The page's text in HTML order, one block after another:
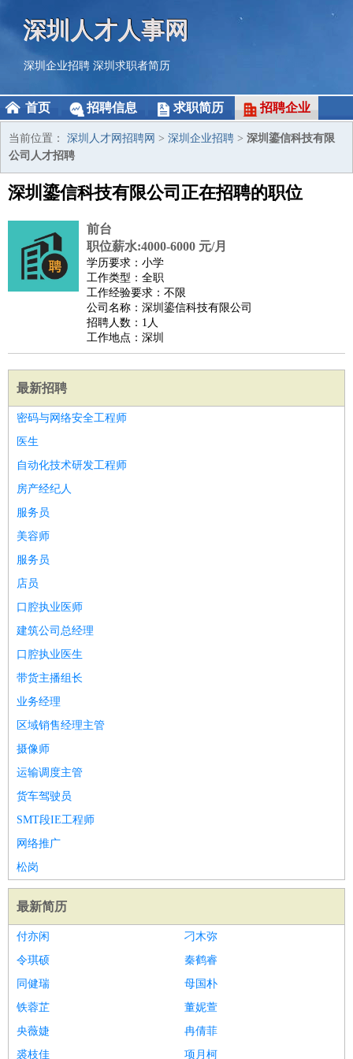
深圳人才人事网
深圳企业招聘 深圳求职者简历
首页 招聘信息 求职简历 招聘企业
当前位置： 深圳人才网招聘网 > 深圳企业招聘 > 深圳鎏信科技有限
公司人才招聘
深圳鎏信科技有限公司正在招聘的职位
前台
职位薪水:4000-6000 元/月
学历要求：小学
工作类型：全职
工作经验要求：不限
公司名称：深圳鎏信科技有限公司
招聘人数：1人
工作地点：深圳
最新招聘
密码与网络安全工程师
医生
自动化技术研发工程师
房产经纪人
服务员
美容师
服务员
店员
口腔执业医师
建筑公司总经理
口腔执业医生
带货主播组长
业务经理
区域销售经理主管
摄像师
运输调度主管
货车驾驶员
SMT段IE工程师
网络推广
松岗
最新简历
付亦闲
刁木弥
令琪硕
秦鹤睿
同健瑞
母国朴
铁蓉芷
董妮萱
央薇婕
冉倩菲
裘枝佳
项月柯